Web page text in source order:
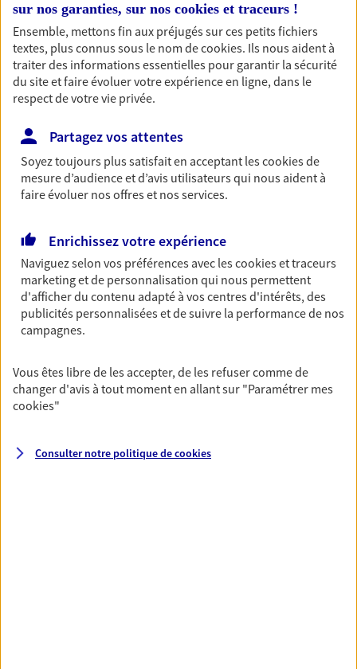
Garantie Accidents de la Vie
Bricoleuse, féru de jardinage, pâtissier en herbe
ou grande lectrice… personne n'est à l'abri d'un
accident du quotidien. Avec Ma Protection
Accident, protégez votre qualité de vie et vos
revenus.
Découvrir l'offre Garantie Accidents de la Vie
OBTENIR UN TARIF EN LIGNE
Multirisque Entreprise
Gagnez en simplicité et en sérénité avec votre
assurance multirisque entreprise. Un contrat
unique pour protéger vos locaux, matériels pro,
équipements et stocks… sans oublier votre
responsabilité civile.
DEMANDER UN DEVIS
VOIR TOUTES NOS OFFRES
sur nos garanties, sur nos cookies et traceurs !
Ensemble, mettons fin aux préjugés sur ces petits fichiers
textes, plus connus sous le nom decookies. Ils nous aident à
traiter des informations essentielles pour garantir la sécurité
du site et faire évoluer votre expérience en ligne, dans le
respect de votre vie privée.
Partagez vos attentes
Soyez toujours plus satisfait en acceptant lescookiesde
mesure d’audience et d’avis utilisateurs qui nous aident à
faire évoluer nos offres et nos services.
Enrichissez votre expérience
Naviguez selon vos préférences avec lescookies et traceurs
marketing et de personnalisation qui nous permettent
d'afficher du contenu adapté à vos centres d'intérêts, des
publicités personnalisées et de suivre la performance de nos
campagnes.
Vous êtes libre de les accepter, de les refuser comme de
changer d'avis à tout moment en allant sur "Paramétrer mes
cookies"
Consulter notre politique decookies